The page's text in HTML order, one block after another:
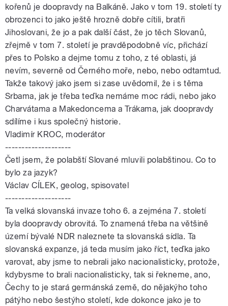
kořenů je doopravdy na Balkáně. Jako v tom 19. století ty
obrozenci to jako ještě hrozně dobře cítili, bratři
Jihoslovani, že jo a pak další část, že jo těch Slovanů,
zřejmě v tom 7. století je pravděpodobně víc, přichází
přes to Polsko a dejme tomu z toho, z té oblasti, já
nevím, severně od Černého moře, nebo, nebo odtamtud.
Takže takový jako jsem si zase uvědomil, že i s těma
Srbama, jak je třeba teďka nemáme moc rádi, nebo jako
Charvátama a Makedoncema a Trákama, jak doopravdy
sdílíme i kus společný historie.
Vladimír KROC, moderátor
--------------------
Četl jsem, že polabští Slované mluvili polabštinou. Co to
bylo za jazyk?
Václav CÍLEK, geolog, spisovatel
--------------------
Ta velká slovanská invaze toho 6. a zejména 7. století
byla doopravdy obrovitá. To znamená třeba na většině
území bývalé NDR naleznete ta slovanská sídla. Ta
slovanská expanze, já teda musím jako říct, teďka jako
varovat, aby jsme to nebrali jako nacionalisticky, protože,
kdybysme to brali nacionalisticky, tak si řekneme, ano,
Čechy to je stará germánská země, do nějakýho toho
pátýho nebo šestýho století, kde dokonce jako je to